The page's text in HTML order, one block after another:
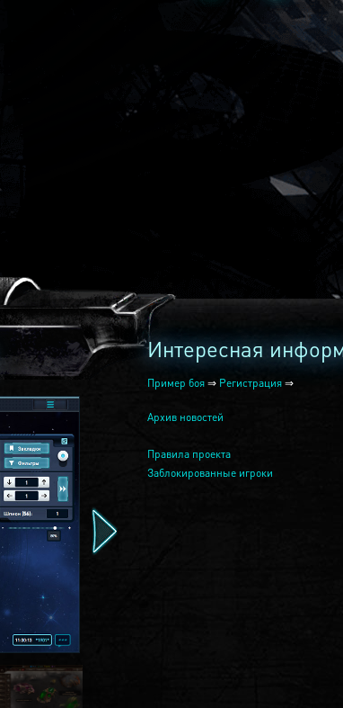
Интересная
Пример боя ⇒ Регистрация ⇒
Архив новостей
Правила проекта
Заблокированные игроки